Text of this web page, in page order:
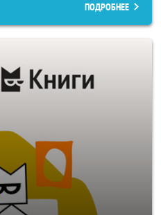
ПОДРОБНЕЕ